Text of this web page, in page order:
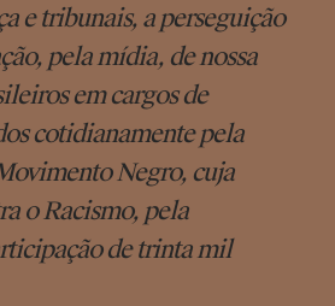
e tribunais, a perseguição
pela mídia, de nossa
em cargos de
cotidianamente pela
Negro, cuja
o Racismo, pela
de trinta mil